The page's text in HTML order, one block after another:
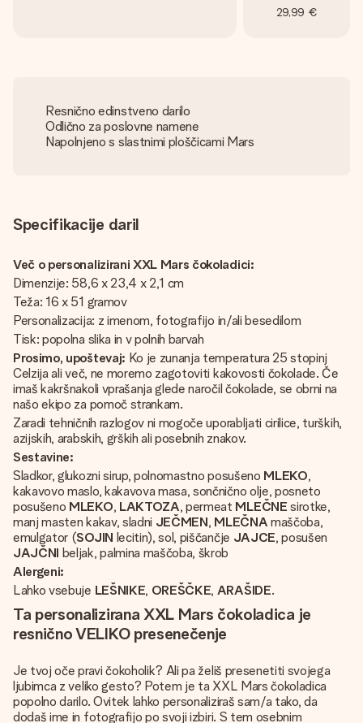
29,99 €
Resnično edinstveno darilo
Odlično za poslovne namene
Napolnjeno s slastnimi ploščicami Mars
Specifikacije daril
Več o personalizirani XXL Mars čokoladici:
Dimenzije: 58,6 x 23,4 x 2,1 cm
Teža: 16 x 51 gramov
Personalizacija: z imenom, fotografijo in/ali besedilom
Tisk: popolna slika in v polnih barvah
Prosimo, upoštevaj: Ko je zunanja temperatura 25 stopinj
Celzija ali več, ne moremo zagotoviti kakovosti čokolade. Če
imaš kakršnakoli vprašanja glede naročil čokolade, se obrni na
našo ekipo za pomoč strankam.
Zaradi tehničnih razlogov ni mogoče uporabljati cirilice, turških,
azijskih, arabskih, grških ali posebnih znakov.
Sestavine:
Sladkor, glukozni sirup, polnomastno posušeno MLEKO,
kakavovo maslo, kakavova masa, sončnično olje, posneto
posušeno MLEKO, LAKTOZA, permeat MLEČNE sirotke,
manj masten kakav, sladni JEČMEN, MLEČNA maščoba,
emulgator (SOJIN lecitin), sol, piščančje JAJCE, posušen
JAJČNI beljak, palmina maščoba, škrob
Alergeni:
Lahko vsebuje LEŠNIKE, OREŠČKE, ARAŠIDE.
Ta personalizirana XXL Mars čokoladica je
resnično VELIKO presenečenje
Je tvoj oče pravi čokoholik? Ali pa želiš presenetiti svojega
ljubimca z veliko gesto? Potem je ta XXL Mars čokoladica
popolno darilo. Ovitek lahko personaliziraš sam/a tako, da
dodaš ime in fotografijo po svoji izbiri. S tem osebnim